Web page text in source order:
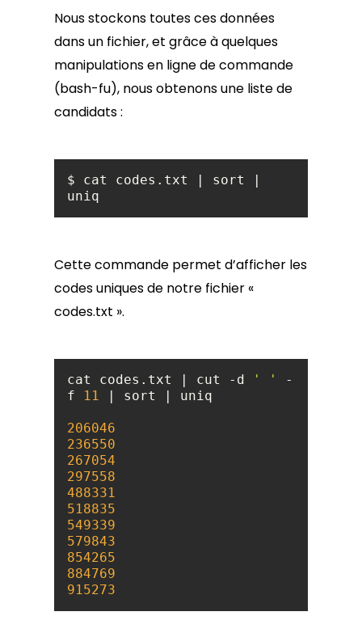
Nous stockons toutes ces données
dans un fichier, et grâce à quelques
manipulations en ligne de commande
(bash-fu), nous obtenons une liste de
candidats :
$ cat codes.txt | sort |
uniq
Cette commande permet d’afficher les
codes uniques de notre fichier «
codes.txt ».
cat codes.txt | cut -d ' '
-
f 11
206046
236550
267054
297558
488331
518835
549339
579843
854265
884769
915273